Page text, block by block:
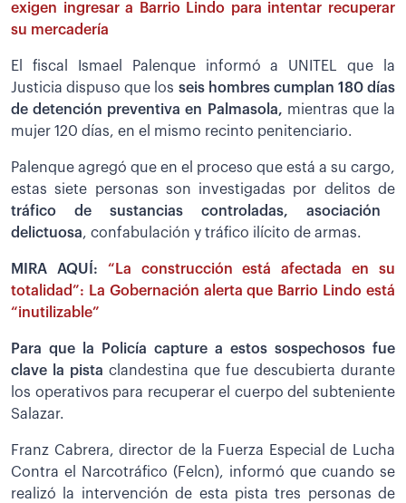
exigen ingresar a Barrio Lindo para intentar recuperar
su mercadería
El fiscal Ismael Palenque informó a UNITEL que la
Justicia dispuso que los seis hombres cumplan 180 días
de detención preventiva en Palmasola, mientras que la
mujer 120 días, en el mismo recinto penitenciario.
Palenque agregó que en el proceso que está a su cargo,
estas siete personas son investigadas por delitos de
tráfico de sustancias controladas, asociación
delictuosa, confabulación y tráfico ilícito de armas.
MIRA AQUÍ: “La construcción está afectada en su
totalidad”: La Gobernación alerta que Barrio Lindo está
“inutilizable”
Para que la Policía capture a estos sospechosos fue
clave la pista clandestina que fue descubierta durante
los operativos para recuperar el cuerpo del subteniente
Salazar.
Franz Cabrera, director de la Fuerza Especial de Lucha
Contra el Narcotráfico (Felcn), informó que cuando se
realizó la intervención de esta pista tres personas de